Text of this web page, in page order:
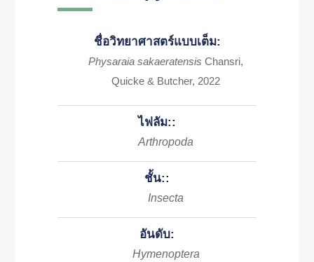
ชื่อวิทยาศาสตร์แบบเต็ม:
Physaraia sakaeratensis Chansri,
Quicke & Butcher, 2022
ไฟลัม::
Arthropoda
ชั้น::
Insecta
อันดับ:
Hymenoptera